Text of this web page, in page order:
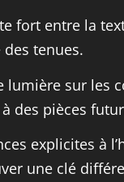
fort entre la
tenues.
lumière sur les
des pièces
explicites à
une clé